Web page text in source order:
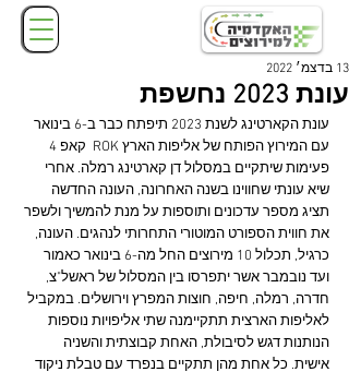
עונת 2023 נחשפת
13 בדצמ׳ 2022
עונת הקארטינג לשנת 2023 תיפתח כבר ב-6 בינואר
פעימות שיתקיים במסלול דן קארטינג רמלה. אחרי
שיא עונתי שחווינו בשנה האחרונה, העונה החדשה
תציג מספר עדכונים ותוספות על מנת להמשיך ולשפר
את חווית הספורט המוטורי התחרותי לנהגים. העונה,
כרגיל, תכלול 10 מירוצים החל מה-6 בינואר כאמור
ועד נובמבר אשר יתפרסו בין המסלול של ראשל"צ,
חדרה, רמלה, חיפה, חוצות המפרץ וירושלים. במקביל
לאליפות הארצית תתקיימנה שתי אליפויות נוספות
הנותנות דגש לסיבולת, האחת קבוצתית והשניה
אישית. כל אחת מהן תתקיים בנפרד עם טבלת ניקוד